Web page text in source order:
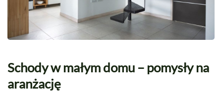
Schody w małym domu – pomysły na
aranżację